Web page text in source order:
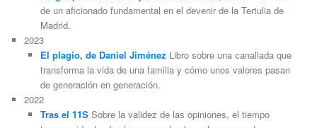
de un aficionado fundamental en el devenir de la Tertulia de
Madrid.
2023
El plagio, de Daniel Jiménez Libro sobre una canallada que
transforma la vida de una familia y cómo unos valores pasan
de generación en generación.
2022
Tras el 11SSobre la validez de las opiniones, el tiempo